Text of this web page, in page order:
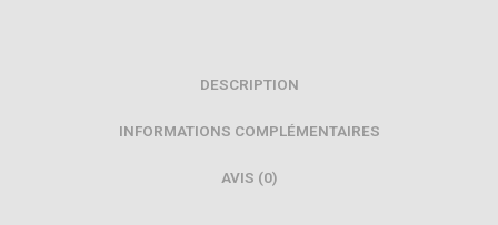
DESCRIPTION
INFORMATIONS COMPLÉMENTAIRES
AVIS (0)